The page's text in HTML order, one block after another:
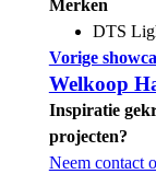
Merken
DTS
Vorige
Welkoop
Inspiratie
projecten?
Neem contact